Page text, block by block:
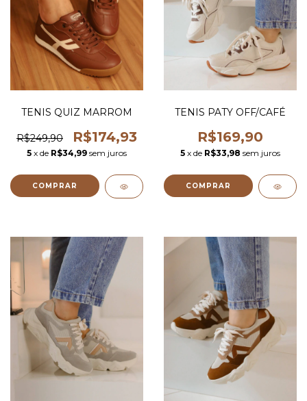
TENIS QUIZ MARROM
R$249,90 R$174,93
5 x de R$34,99 sem juros
COMPRAR
TENIS PATY OFF/CAFÉ
R$169,90
5 x de R$33,98 sem juros
COMPRAR